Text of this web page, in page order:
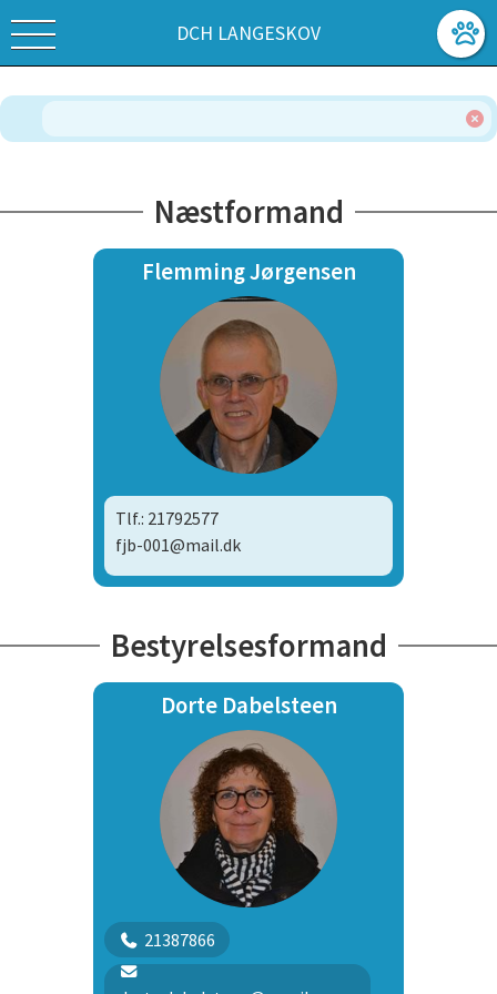
DCH LANGESKOV
Næstformand
Flemming Jørgensen
Tlf.: 21792577
fjb-001@mail.dk
Bestyrelsesformand
Dorte Dabelsteen
21387866